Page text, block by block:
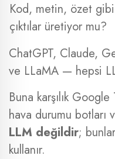
Kod, metin, özet gibi
çıktılar üretiyor mu?
ChatGPT, Claude,
ve LLaMA — hepsi
Buna karşılık
hava durumu botları
LLM değildir;
kullanır.